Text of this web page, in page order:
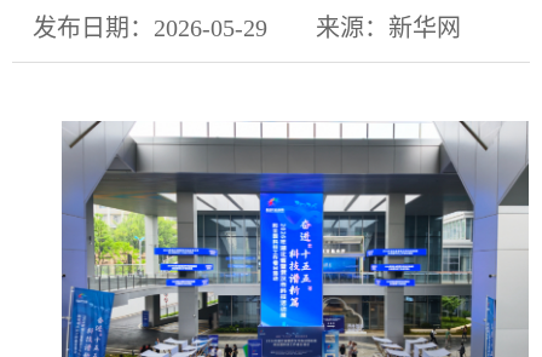
发布日期：2026-05-29 来源：新华网